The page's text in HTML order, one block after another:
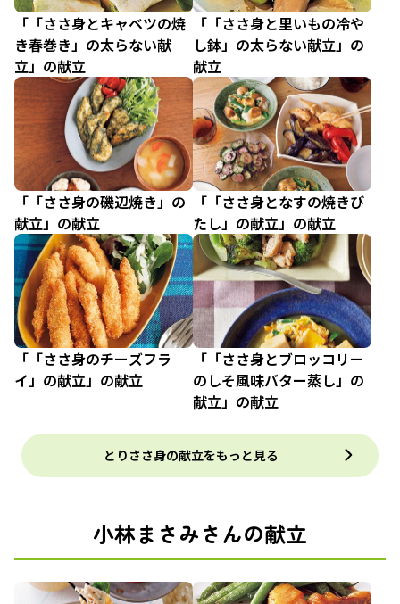
「「ささ身とキャベツの焼
き春巻き」の太らない献
立」の献立
「「ささ身と里いもの冷や
し鉢」の太らない献立」の
献立
「「ささ身の磯辺焼き」の
献立」の献立
「「ささ身となすの焼きび
たし」の献立」の献立
「「ささ身のチーズフラ
イ」の献立」の献立
「「ささ身とブロッコリー
のしそ風味バター蒸し」の
献立」の献立
とりささ身の献立をもっと見る
小林まさみさんの献立